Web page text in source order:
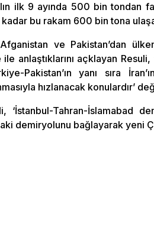
ilk 9 ayında 500 bin tondan
kadar bu rakam 600 bin tona
ve Pakistan’dan
ile anlaştıklarını açklayan
Pakistan’ın yanı sıra
hızlanacak konulardır’
‘İstanbul-Tahran-İslamabad
demiryolunu bağlayarak yeni